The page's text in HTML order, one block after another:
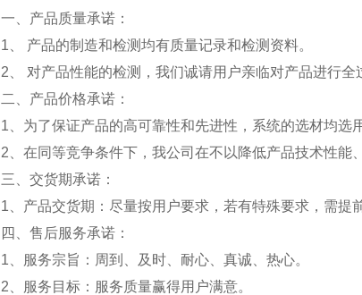
一、产品质量承诺：
1、 产品的制造和检测均有质量记录和检测资料。
2、 对产品性能的检测，我们诚请用户亲临对产品进行
二、产品价格承诺：
1、为了保证产品的高可靠性和先进性，系统的选材均选
2、在同等竞争条件下，我公司在不以降低产品技术性能
三、交货期承诺：
1、产品交货期：尽量按用户要求，若有特殊要求，需提
四、售后服务承诺：
1、服务宗旨：周到、及时、耐心、真诚、热心。
2、服务目标：服务质量赢得用户满意。